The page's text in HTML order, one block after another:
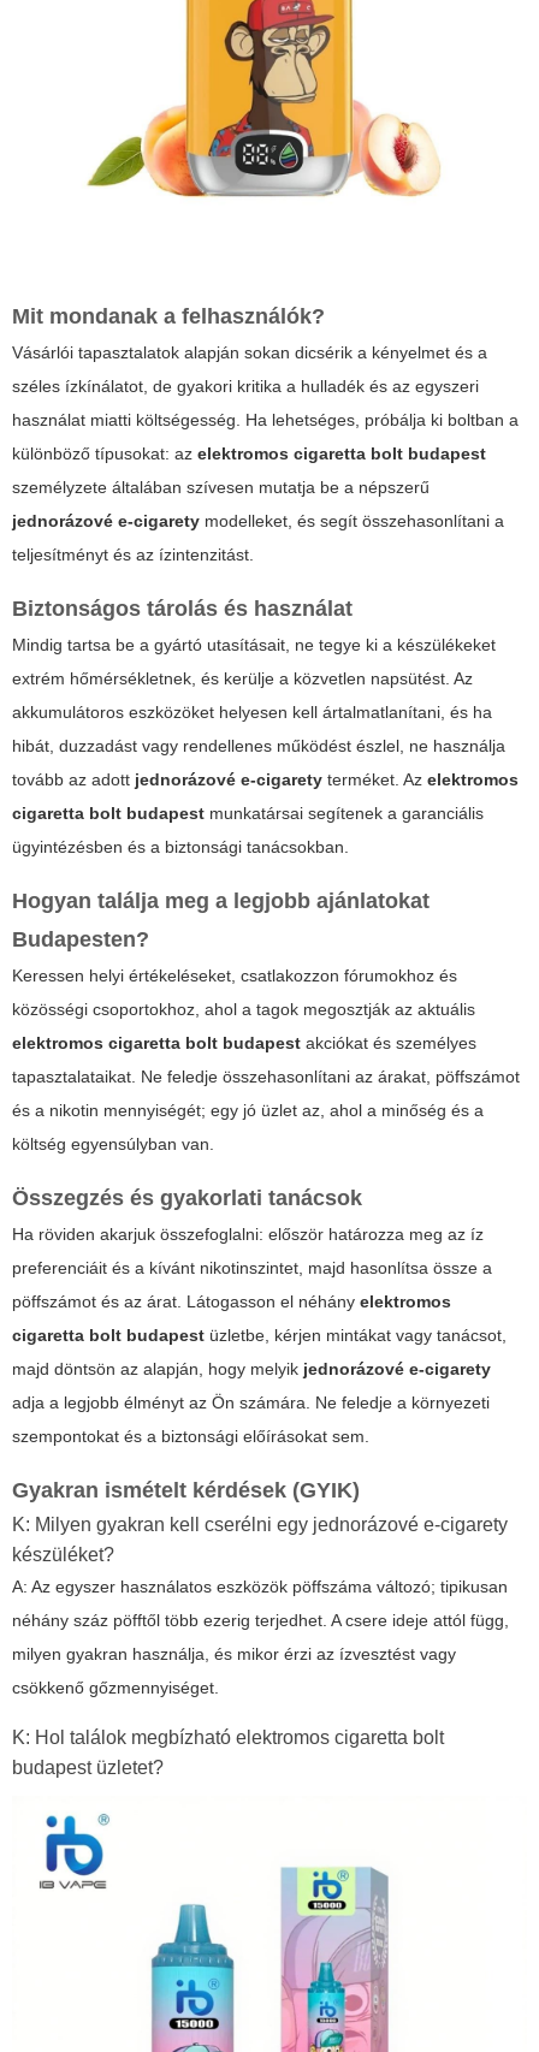
Mit mondanak a felhasználók?
Vásárlói tapasztalatok alapján sokan dicsérik a kényelmet és a
széles ízkínálatot, de gyakori kritika a hulladék és az egyszeri
használat miatti költségesség. Ha lehetséges, próbálja ki boltban a
különböző típusokat: az elektromos cigaretta bolt budapest
személyzete általában szívesen mutatja be a népszerű
jednorázové e-cigarety modelleket, és segít összehasonlítani a
teljesítményt és az ízintenzitást.
Biztonságos tárolás és használat
Mindig tartsa be a gyártó utasításait, ne tegye ki a készülékeket
extrém hőmérsékletnek, és kerülje a közvetlen napsütést. Az
akkumulátoros eszközöket helyesen kell ártalmatlanítani, és ha
hibát, duzzadást vagy rendellenes működést észlel, ne használja
tovább az adott jednorázové e-cigarety terméket. Az elektromos
cigaretta bolt budapest munkatársai segítenek a garanciális
ügyintézésben és a biztonsági tanácsokban.
Hogyan találja meg a legjobb ajánlatokat
Budapesten?
Keressen helyi értékeléseket, csatlakozzon fórumokhoz és
közösségi csoportokhoz, ahol a tagok megosztják az aktuális
elektromos cigaretta bolt budapest akciókat és személyes
tapasztalataikat. Ne feledje összehasonlítani az árakat, pöffszámot
és a nikotin mennyiségét; egy jó üzlet az, ahol a minőség és a
költség egyensúlyban van.
Összegzés és gyakorlati tanácsok
Ha röviden akarjuk összefoglalni: először határozza meg az íz
preferenciáit és a kívánt nikotinszintet, majd hasonlítsa össze a
pöffszámot és az árat. Látogasson el néhány elektromos
cigaretta bolt budapest üzletbe, kérjen mintákat vagy tanácsot,
majd döntsön az alapján, hogy melyik jednorázové e-cigarety
adja a legjobb élményt az Ön számára. Ne feledje a környezeti
szempontokat és a biztonsági előírásokat sem.
Gyakran ismételt kérdések (GYIK)
K: Milyen gyakran kell cserélni egy jednorázové e-cigarety
készüléket?
A: Az egyszer használatos eszközök pöffszáma változó; tipikusan
néhány száz pöfftől több ezerig terjedhet. A csere ideje attól függ,
milyen gyakran használja, és mikor érzi az ízvesztést vagy
csökkenő gőzmennyiséget.
K: Hol találok megbízható elektromos cigaretta bolt
budapest üzletet?